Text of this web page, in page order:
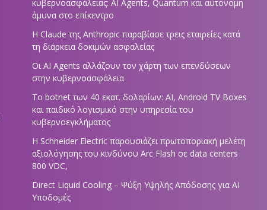
κυβερνοασφάλειας: AI Agents, Quantum και αυτόνομη
άμυνα στο επίκεντρο
Η Claude της Anthropic παραβίασε τρεις εταιρείες κατά
τη διάρκεια δοκιμών ασφαλείας
Οι AI Agents αλλάζουν τον χάρτη των επενδύσεων
στην κυβερνοασφάλεια
Το botnet των 40 εκατ. δολαρίων: AI, Android TV Boxes
και παιδικό λογισμικό στην υπηρεσία του
κυβερνοεγκλήματος
Η Schneider Electric παρουσιάζει πρωτοποριακή μελέτη
αξιολόγησης του κινδύνου Arc Flash σε data centers
800 VDC,
Direct Liquid Cooling – Ψύξη Υψηλής Απόδοσης για AI
Υποδομές